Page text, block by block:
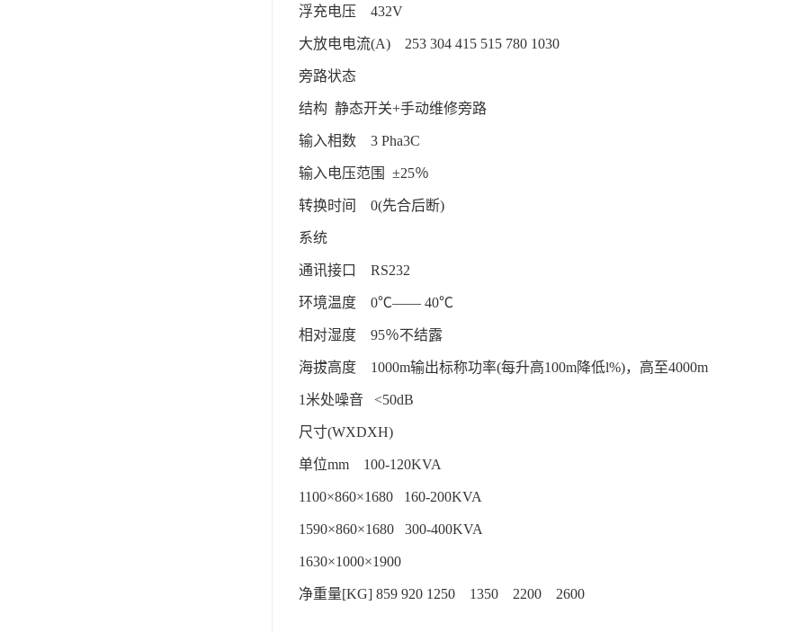
浮充电压 432V
大放电电流(A) 253 304 415 515 780 1030
旁路状态
结构 静态开关+手动维修旁路
输入相数 3 Pha3C
输入电压范围 ±25％
转换时间 0(先合后断)
系统
通讯接口 RS232
环境温度 0℃—— 40℃
相对湿度 95％不结露
海拔高度 1000m输出标称功率(每升高100m降低l%)，高至4000m
1米处噪音 <50dB
尺寸(WXDXH)
单位mm 100-120KVA
1100×860×1680 160-200KVA
1590×860×1680 300-400KVA
1630×1000×1900
净重量[KG] 859 920 1250 1350 2200 2600